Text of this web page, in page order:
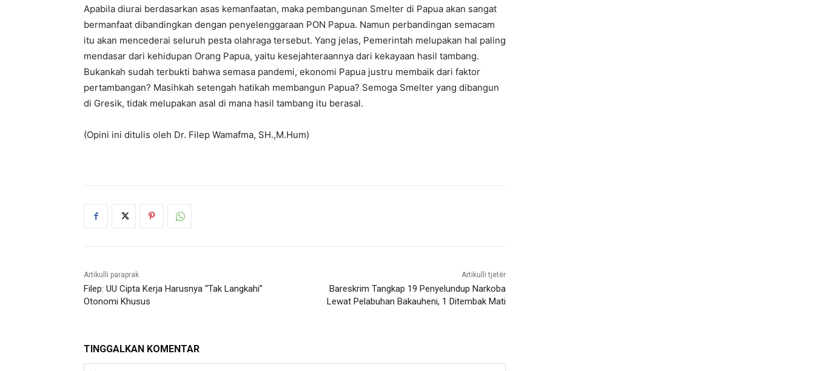
Apabila diurai berdasarkan asas kemanfaatan, maka pembangunan Smelter di Papua akan sangat
bermanfaat dibandingkan dengan penyelenggaraan PON Papua. Namun perbandingan semacam
itu akan mencederai seluruh pesta olahraga tersebut. Yang jelas, Pemerintah melupakan hal paling
mendasar dari kehidupan Orang Papua, yaitu kesejahteraannya dari kekayaan hasil tambang.
Bukankah sudah terbukti bahwa semasa pandemi, ekonomi Papua justru membaik dari faktor
pertambangan? Masihkah setengah hatikah membangun Papua? Semoga Smelter yang dibangun
di Gresik, tidak melupakan asal di mana hasil tambang itu berasal.
(Opini ini ditulis oleh Dr. Filep Wamafma, SH.,M.Hum)
Artikulli paraprak
Filep: UU Cipta Kerja Harusnya “Tak Langkahi”
Otonomi Khusus
Artikulli tjetër
Bareskrim Tangkap 19 Penyelundup Narkoba
Lewat Pelabuhan Bakauheni, 1 Ditembak Mati
TINGGALKAN KOMENTAR